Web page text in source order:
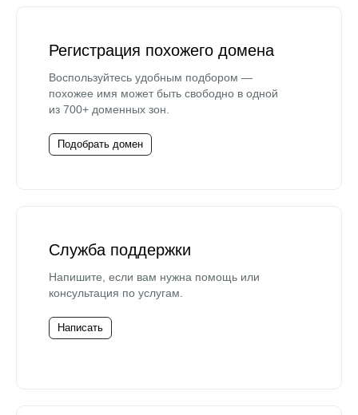
Регистрация похожего домена
Воспользуйтесь удобным подбором —
похожее имя может быть свободно в одной
из 700+ доменных зон.
Подобрать домен
Служба поддержки
Напишите, если вам нужна помощь или
консультация по услугам.
Написать